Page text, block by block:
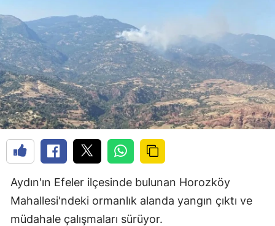
Aydın'ın Efeler ilçesinde bulunan Horozköy
Mahallesi'ndeki ormanlık alanda yangın çıktı ve
müdahale çalışmaları sürüyor.